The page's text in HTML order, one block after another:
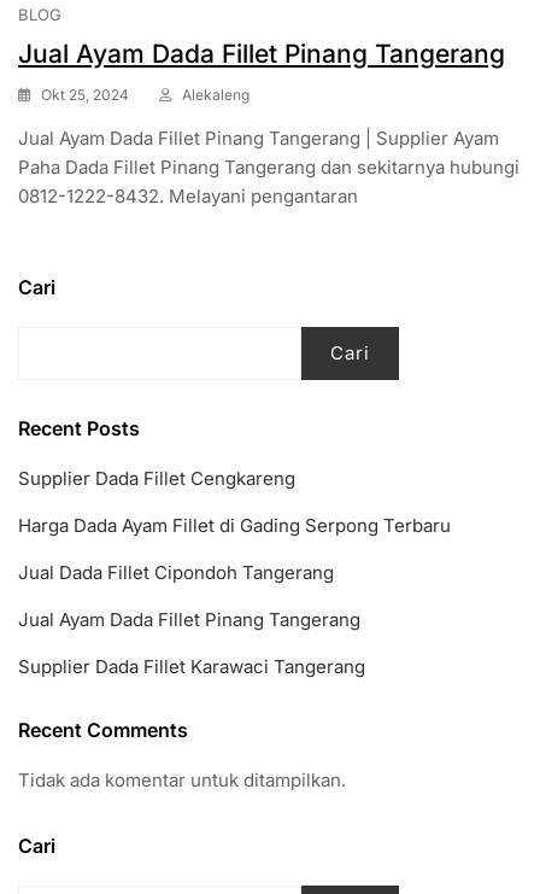
BLOG
Jual Ayam Dada Fillet Pinang Tangerang
Okt 25, 2024 Alekaleng
Jual Ayam Dada Fillet Pinang Tangerang | Supplier Ayam
Paha Dada Fillet Pinang Tangerang dan sekitarnya hubungi
0812-1222-8432. Melayani pengantaran
Cari
Cari
Recent Posts
Supplier Dada Fillet Cengkareng
Harga Dada Ayam Fillet di Gading Serpong Terbaru
Jual Dada Fillet Cipondoh Tangerang
Jual Ayam Dada Fillet Pinang Tangerang
Supplier Dada Fillet Karawaci Tangerang
Recent Comments
Tidak ada komentar untuk ditampilkan.
Cari